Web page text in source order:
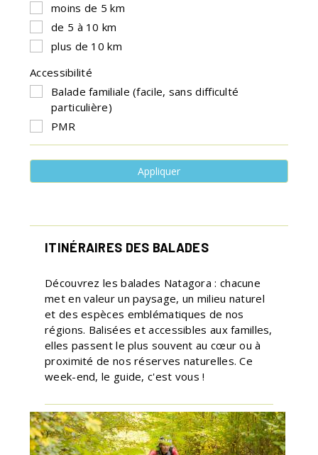
moins de 5 km
de 5 à 10 km
plus de 10 km
Accessibilité
Balade familiale (facile, sans difficulté
particulière)
PMR
Appliquer
ITINÉRAIRES DES BALADES
Découvrez les balades Natagora : chacune
met en valeur un paysage, un milieu naturel
et des espèces emblématiques de nos
régions. Balisées et accessibles aux familles,
elles passent le plus souvent au cœur ou à
proximité de nos réserves naturelles. Ce
week-end, le guide, c'est vous !